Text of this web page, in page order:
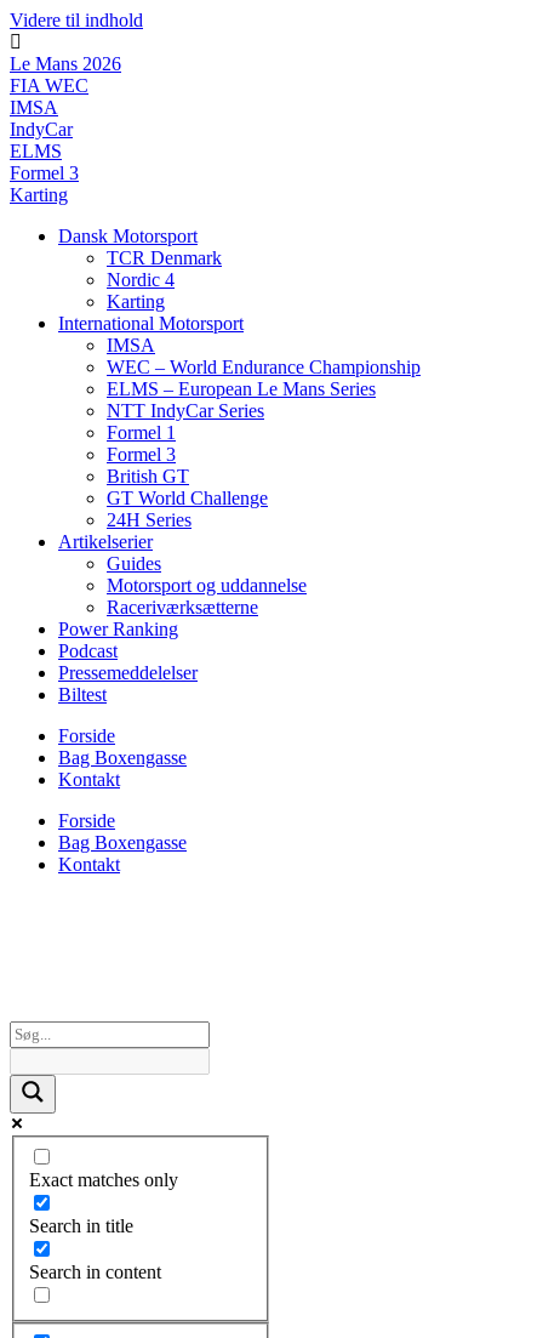
Videre til indhold
Le Mans 2026
FIA WEC
IMSA
IndyCar
ELMS
Formel 3
Karting
Dansk Motorsport
TCR Denmark
Nordic 4
Karting
International Motorsport
IMSA
WEC – World Endurance Championship
ELMS – European Le Mans Series
NTT IndyCar Series
Formel 1
Formel 3
British GT
GT World Challenge
24H Series
Artikelserier
Guides
Motorsport og uddannelse
Raceriværksætterne
Power Ranking
Podcast
Pressemeddelelser
Biltest
Forside
Bag Boxengasse
Kontakt
Forside
Bag Boxengasse
Kontakt
Exact matches only
Search in title
Search in content